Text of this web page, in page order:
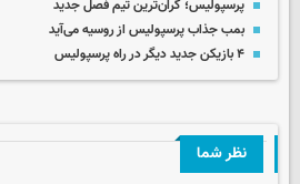
پرسپولیس؛ گران‌ترین تیم فصل جدید
بمب جذاب پرسپولیس از روسیه می‌آید
۴ بازیکن جدید دیگر در راه پرسپولیس
نظر شما